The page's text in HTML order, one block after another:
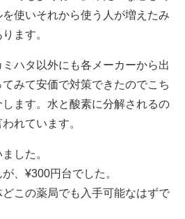
使いそれから使う人が増えたみ
ます。
ハタ以外にも各メーカーから出
みて安価で対策できたのでこち
ます。水と酸素に分解されるの
れています。
した。
、¥300円台でした。
この薬局でも入手可能なはずで